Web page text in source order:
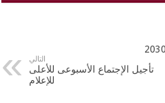
التالي
تأجيل الإجتماع الأسبوعى للأعلى
للإعلام